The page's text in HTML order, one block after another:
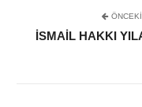
İSMAIL HAKKI